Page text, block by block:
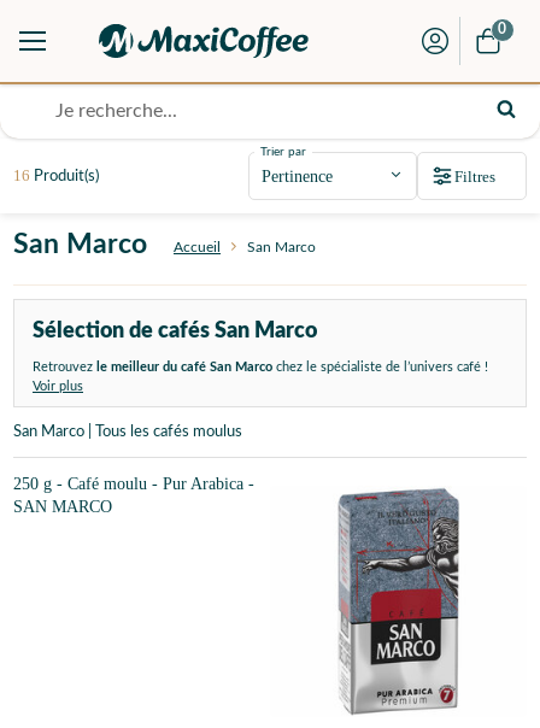
0
San Marco Accueil San Marco
Sélection de cafés San Marco
Retrouvez le meilleur du café San Marco chez le spécialiste de l’univers café !
Voir plus
16 Produit(s)
Trier par
Filtres
San Marco | Tous les cafés moulus
250 g - Café moulu - Pur Arabica -
SAN MARCO